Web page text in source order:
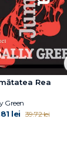
Rea
Green
lei 39.72 lei